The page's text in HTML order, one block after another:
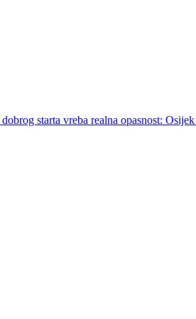
starta vreba realna opasnost: Osijek